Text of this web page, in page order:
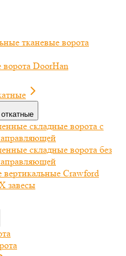
тканевые ворота
DoorHan
складные ворота с
складные ворота без
Crawford
завесы